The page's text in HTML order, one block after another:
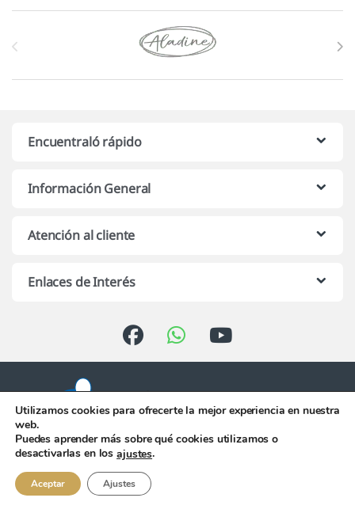
Marcas De Carrusel
Encuentraló rápido
Información General
Atención al cliente
Enlaces de Interés
Atención telefónica de 10:00 h.
956 344 058
Utilizamos cookies para ofrecerte la mejor experiencia en nuestra
web.
Puedes aprender más sobre qué cookies utilizamos o
desactivarlas en losajustes.
Aceptar Ajustes